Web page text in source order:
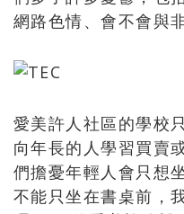
網路色情、會不會與
愛美許人社區的學校
向年長的人學習買賣
們擔憂年輕人會只想
不能只坐在書桌前，